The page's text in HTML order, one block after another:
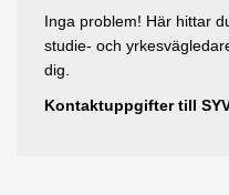
Inga problem! Här hittar
studie- och
dig.
Kontaktuppgifter till
t
e